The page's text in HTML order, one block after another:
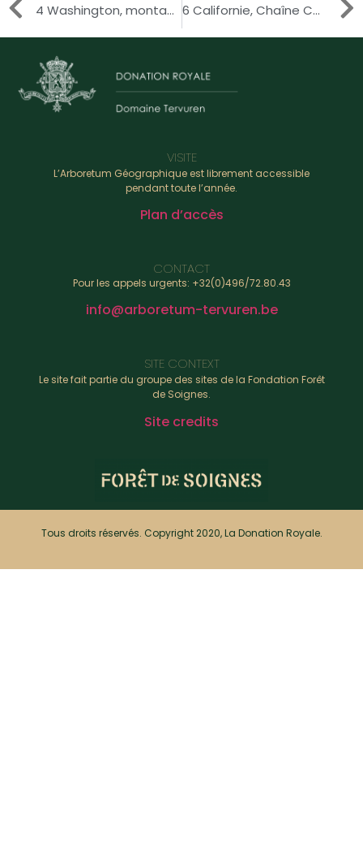
4 Washington, montagnes Olympiques 6 Californie, Chaîne Côtière
VISITE
L’Arboretum Géographique est librement accessible
pendant toute l’année.
Plan d’accès
CONTACT
Pour les appels urgents: +32(0)496/72.80.43
info@arboretum-tervuren.be
SITE CONTEXT
Le site fait partie du groupe des sites de la Fondation Forêt
de Soignes.
Site credits
Tous droits réservés. Copyright 2020, La Donation Royale.